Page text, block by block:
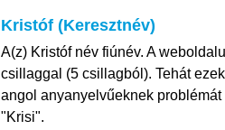
Kristóf (Keresztnév)
A(z) Kristóf név fiúnév. A
csillaggal (5 csillagból). Tehát
angol anyanyelvűeknek
"Krisi".